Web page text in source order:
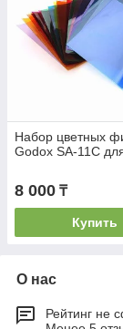
Набор цветных
Godox SA-11C
8 000 ₸
Купить
О нас
Рейтинг не